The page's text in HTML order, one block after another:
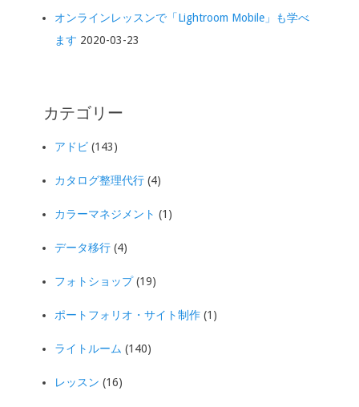
オンラインレッスンで「Lightroom Mobile」も学べ
ます 2020-03-23
カテゴリー
アドビ (143)
カタログ整理代行 (4)
カラーマネジメント (1)
データ移行 (4)
フォトショップ(19)
ポートフォリオ・サイト制作 (1)
ライトルーム (140)
レッスン (16)